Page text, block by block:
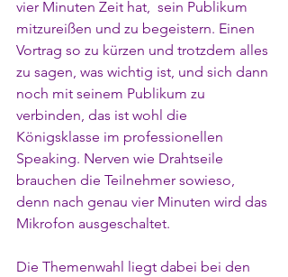
vier Minuten Zeit hat,  sein Publikum
mitzureißen und zu begeistern. Einen
Vortrag so zu kürzen und trotzdem alles
zu sagen, was wichtig ist, und sich dann
noch mit seinem Publikum zu
verbinden, das ist wohl die
Königsklasse im professionellen
Speaking. Nerven wie Drahtseile
brauchen die Teilnehmer sowieso,
denn nach genau vier Minuten wird das
Mikrofon ausgeschaltet.
Die Themenwahl liegt dabei bei den